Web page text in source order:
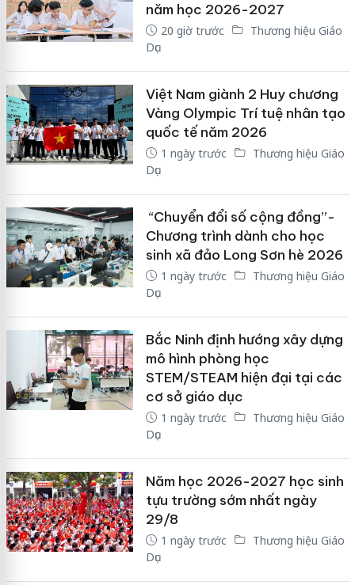
năm học 2026-2027
20 giờ trước
Thương hiệu Giáo
Dục
Việt Nam giành 2 Huy chương
Vàng Olympic Trí tuệ nhân tạo
quốc tế năm 2026
1 ngày trước
Thương hiệu Giáo
Dục
“Chuyển đổi số cộng đồng”-
Chương trình dành cho học
sinh xã đảo Long Sơn hè 2026
1 ngày trước
Thương hiệu Giáo
Dục
Bắc Ninh định hướng xây dựng
mô hình phòng học
STEM/STEAM hiện đại tại các
cơ sở giáo dục
1 ngày trước
Thương hiệu Giáo
Dục
Năm học 2026-2027 học sinh
tựu trường sớm nhất ngày
29/8
1 ngày trước
Thương hiệu Giáo
Dục